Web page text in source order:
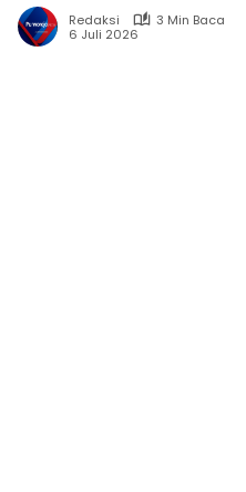
Redaksi
3 Min Baca
6 Juli 2026